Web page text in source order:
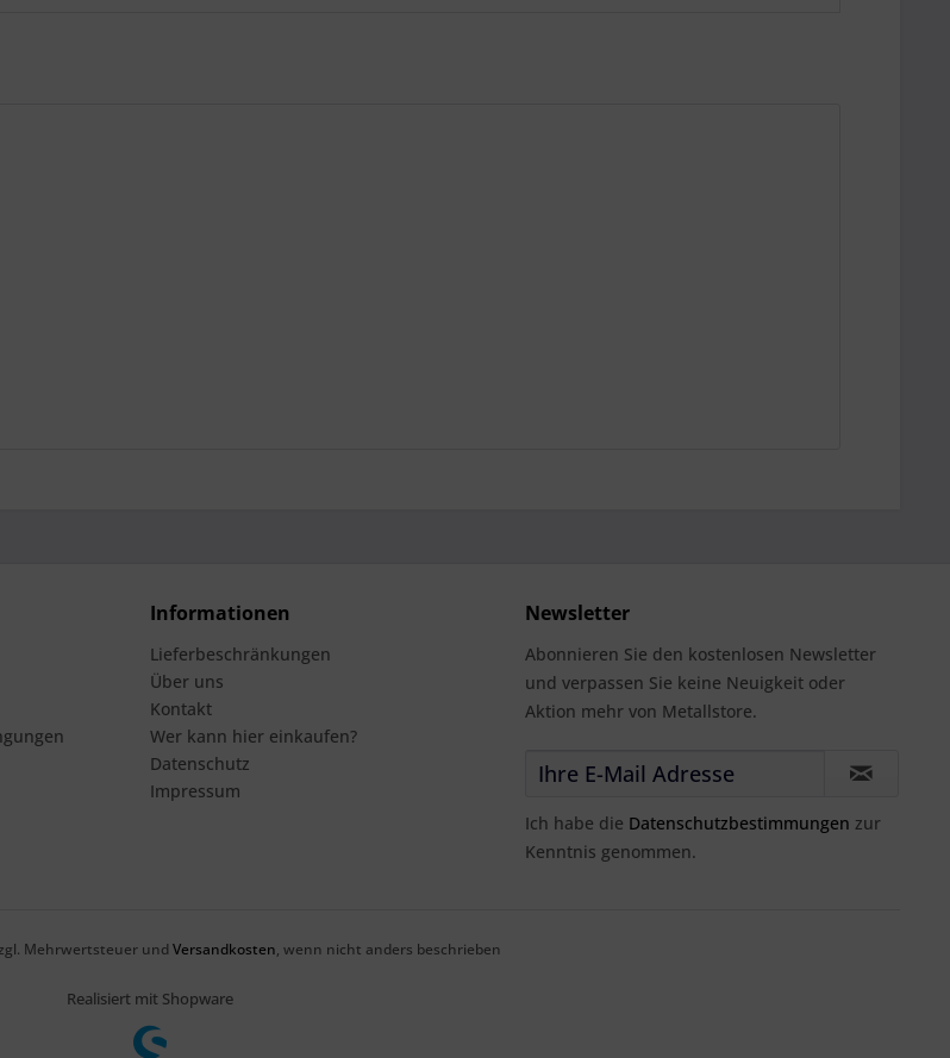
Informationen
Lieferbeschränkungen
Über uns
Kontakt
Wer kann hier einkaufen?
Datenschutz
Impressum
Newsletter
Abonnieren Sie den kostenlosen Newsletter
und verpassen Sie keine Neuigkeit oder
Aktion mehr von Metallstore.
Ich habe die Datenschutzbestimmungen zur
Kenntnis genommen.
Mehrwertsteuer und Versandkosten, wenn nicht anders beschrieben
Realisiert mit Shopware